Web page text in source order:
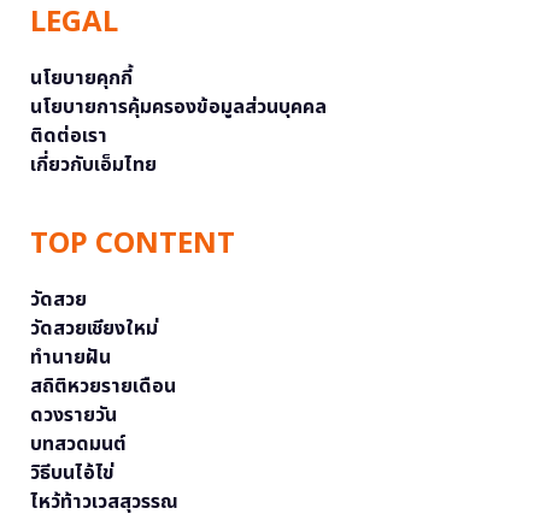
LEGAL
นโยบายคุกกี้
นโยบายการคุ้มครองข้อมูลส่วนบุคคล
ติดต่อเรา
เกี่ยวกับเอ็มไทย
TOP CONTENT
วัดสวย
วัดสวยเชียงใหม่
ทำนายฝัน
สถิติหวยรายเดือน
ดวงรายวัน
บทสวดมนต์
วิธีบนไอ้ไข่
ไหว้ท้าวเวสสุวรรณ